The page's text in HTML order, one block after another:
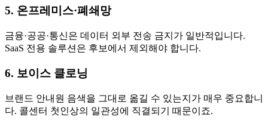
5. 온프레미스·폐쇄망
금융·공공·통신은 데이터 외부 전송 금지가 일반적입니다.
SaaS 전용 솔루션은 후보에서 제외해야 합니다.
6. 보이스 클로닝
브랜드 안내원 음색을 그대로 옮길 수 있는지가 매우 중요합니
다. 콜센터 첫인상의 일관성에 직결되기 때문이죠.